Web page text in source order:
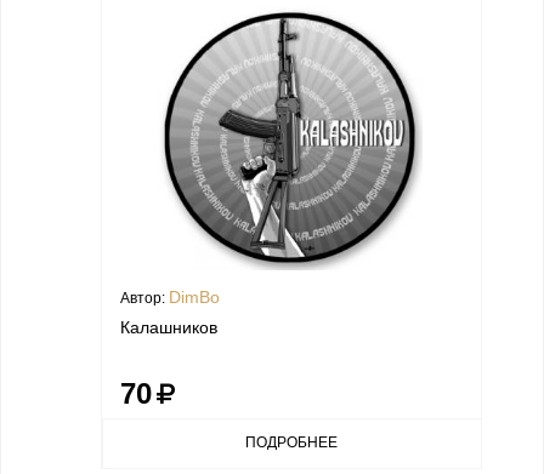
Автор: DimBo
Калашников
70
ПОДРОБНЕЕ